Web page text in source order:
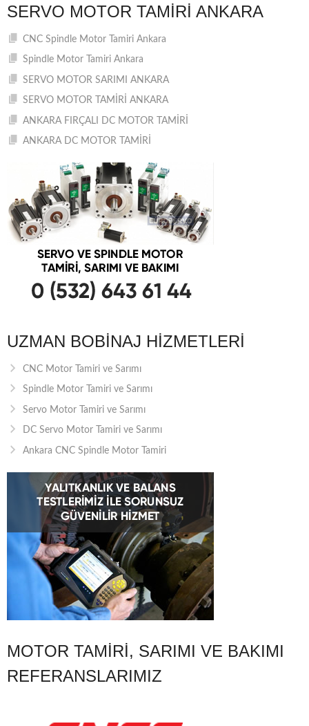
SERVO MOTOR TAMIRI ANKARA
CNC Spindle Motor Tamiri Ankara
Spindle Motor Tamiri Ankara
SERVO MOTOR SARIMI ANKARA
SERVO MOTOR TAMİRİ ANKARA
ANKARA FIRÇALI DC MOTOR TAMİRİ
ANKARA DC MOTOR TAMİRİ
UZMAN BOBINAJ HIZMETLERI
CNC Motor Tamiri ve Sarımı
Spindle Motor Tamiri ve Sarımı
Servo Motor Tamiri ve Sarımı
DC Servo Motor Tamiri ve Sarımı
Ankara CNC Spindle Motor Tamiri
MOTOR TAMIRI, SARIMI VE BAKIMI
REFERANSLARIMIZ